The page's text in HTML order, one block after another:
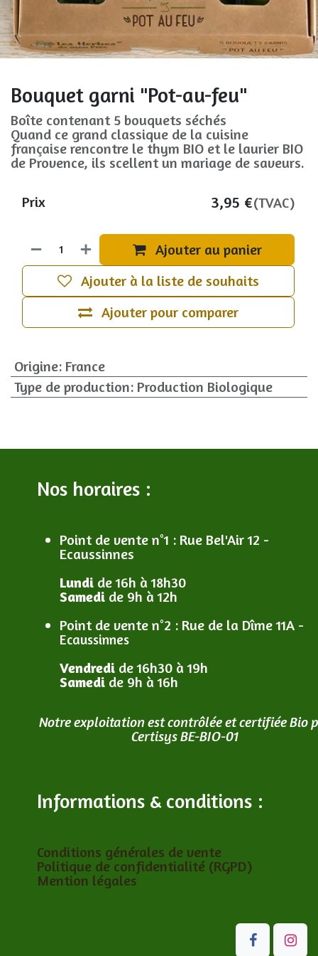
Bouquet garni "Pot-au-feu"
Boîte contenant 5 bouquets séchés
Quand ce grand classique de la cuisine
française rencontre le thym BIO et le laurier BIO
de Provence, ils scellent un mariage de saveurs.
Ajouter au panier
Ajouter pour comparer
Ajouter à la liste de souhaits
Prix 3,95 €(TVAC)
Origine: France
Type de production: Production Biologique
Nos horaires :
Point de vente n°1 : Rue Bel'Air 12 -
Ecaussinnes
Lundi de 16h à 18h30
Samedi de 9h à 12h
Point de vente n°2 : Rue de la Dîme 11A -
Ecaussinnes
Vendredi de 16h30 à 19h
Samedi de 9h à 16h
Notre exploitation est contrôlée et certifiée Bio
Certisys BE-BIO-01
Informations & conditions :
Conditions générales de vente
Politique de confidentialité (RGPD)
Mention légales